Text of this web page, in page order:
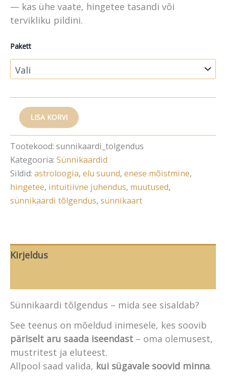
— kas ühe vaate, hingetee tasandi või
tervikliku pildini.
Pakett
Sünnikaardi
tõlgendusLISA KORVI
Tootekood: sunnikaardi_tolgendus
Kategooria: Sünnikaardid
Sildid: astroloogia, elu suund, enese mõistmine,
hingetee, intuitiivne juhendus, muutused,
sünnikaardi tõlgendus, sünnikaart
Kirjeldus
Sünnikaardi tõlgendus – mida see sisaldab?
See teenus on mõeldud inimesele, kes soovib
päriselt aru saada iseendast – oma olemusest,
mustritest ja eluteest.
Allpool saad valida, kui sügavale soovid minna.